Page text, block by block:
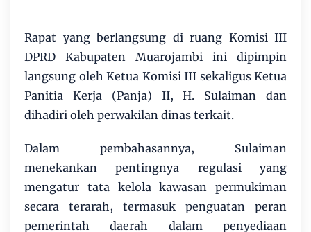
Rapat yang berlangsung di ruang Komisi III
DPRD Kabupaten Muarojambi ini dipimpin
langsung oleh Ketua Komisi III sekaligus Ketua
Panitia Kerja (Panja) II, H. Sulaiman dan
dihadiri oleh perwakilan dinas terkait.
Dalam pembahasannya, Sulaiman
menekankan pentingnya regulasi yang
mengatur tata kelola kawasan permukiman
secara terarah, termasuk penguatan peran
pemerintah daerah dalam penyediaan